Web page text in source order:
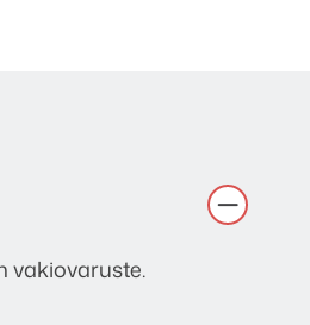
vakiovaruste.